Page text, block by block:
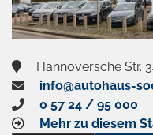
Hannoversche Str.
info@autohaus-
0 57 24 / 95 000
Mehr zu diesem